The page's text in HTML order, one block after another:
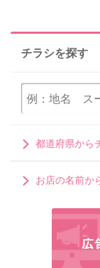
チラシを探す
都道府県から
お店の名前か